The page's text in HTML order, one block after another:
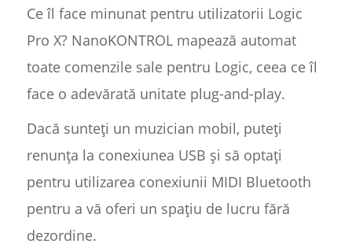
Ce îl face minunat pentru utilizatorii Logic
Pro X? NanoKONTROL mapează automat
toate comenzile sale pentru Logic, ceea ce îl
face o adevărată unitate plug-and-play.
Dacă sunteți un muzician mobil, puteți
renunța la conexiunea USB și să optați
pentru utilizarea conexiunii MIDI Bluetooth
pentru a vă oferi un spațiu de lucru fără
dezordine.